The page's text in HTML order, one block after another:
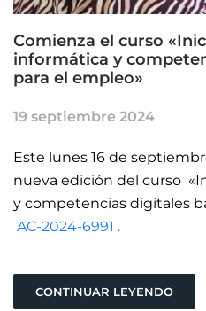
Comienza el curso
informática y
para el empleo»
19 septiembre 2024
Este lunes 16 de
nueva edición del curso
y competencias digitales
AC-2024-6991 .
CONTINUAR LEYENDO